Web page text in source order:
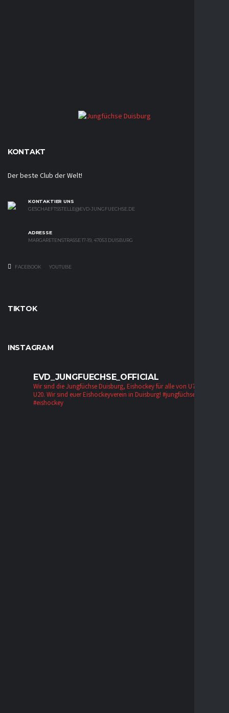
KONTAKT
Der beste Club der Welt!
KONTAKTIER UNS
GESCHAEFTSSTELLE@EVD-JUNGFUECHSE.DE
ADRESSE
MARGARETENSTRASSE 17-19, 47053 DUISBURG
FACEBOOK YOUTUBE
TIKTOK
INSTAGRAM
EVD_JUNGFUECHSE_OFFICIAL
Wir sind die Jungfüchse Duisburg, Eishockey für alle von U7 bis zur
U20. Wir sind euer Eishockeyverein in Duisburg! #jungfüchse #evd
#eishockey